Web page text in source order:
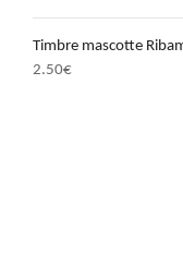
Timbre mascotte
2.50€